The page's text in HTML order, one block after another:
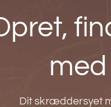
Dit skræddersyet